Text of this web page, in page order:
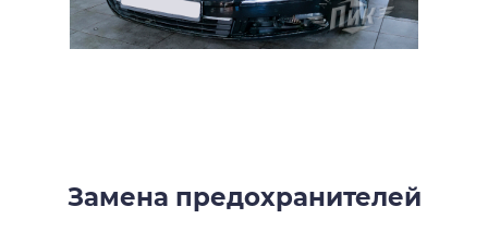
Замена предохранителей